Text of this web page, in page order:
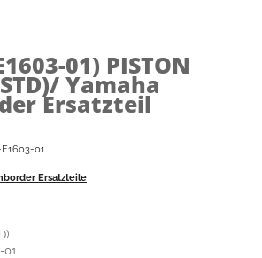
01) PISTON
Yamaha
Ersatzteil
01
Ersatzteile
01